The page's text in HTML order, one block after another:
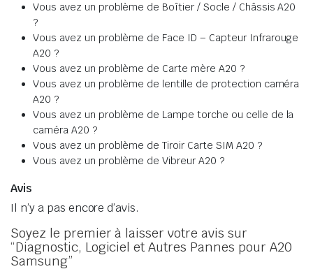
Vous avez un problème de Boîtier / Socle / Châssis A20
?
Vous avez un problème de Face ID – Capteur Infrarouge
A20 ?
Vous avez un problème de Carte mère A20 ?
Vous avez un problème de lentille de protection caméra
A20 ?
Vous avez un problème de Lampe torche ou celle de la
caméra A20 ?
Vous avez un problème de Tiroir Carte SIM A20 ?
Vous avez un problème de Vibreur A20 ?
Avis
Il n’y a pas encore d’avis.
Soyez le premier à laisser votre avis sur
“Diagnostic, Logiciel et Autres Pannes pour A20
Samsung”